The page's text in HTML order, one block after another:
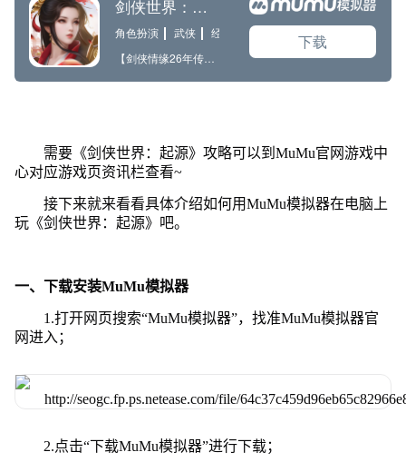
需要《剑侠世界：起源》攻略可以到MuMu官网游戏中
心对应游戏页资讯栏查看~
接下来就来看看具体介绍如何用MuMu模拟器在电脑上
玩《剑侠世界：起源》吧。
一、下载安装MuMu模拟器
1.打开网页搜索“MuMu模拟器”，找准MuMu模拟器官
网进入；
2.点击“下载MuMu模拟器”进行下载；